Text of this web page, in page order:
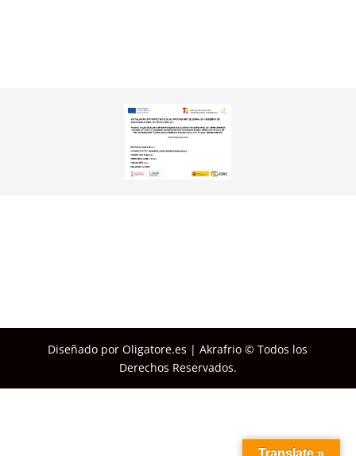
Diseñado por Oligatore.es | Akrafrio © Todos los
Derechos Reservados.
Translate »